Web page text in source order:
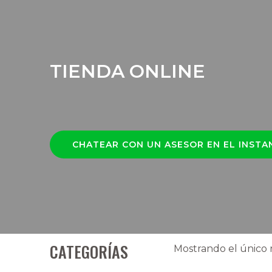
TIENDA ONLINE
CHATEAR CON UN ASESOR EN EL
CATEGORÍAS Mostrando el único